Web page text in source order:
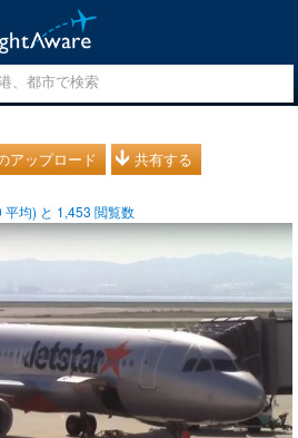
アップロード 共有する
平均) と 1,453 閲覧数